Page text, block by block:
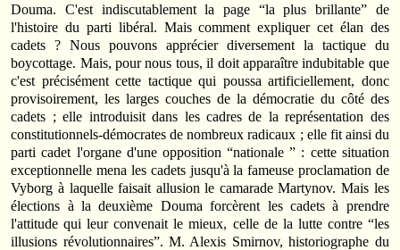
Douma. C'est indiscutablement la page “la plus brillante” de
l'histoire du parti libéral. Mais comment expliquer cet élan des
cadets ? Nous pouvons apprécier diversement la tactique du
boycottage. Mais, pour nous tous, il doit apparaître indubitable que
c'est précisément cette tactique qui poussa artificiellement, donc
provisoirement, les larges couches de la démocratie du côté des
cadets ; elle introduisit dans les cadres de la représentation des
constitutionnels‑démocrates de nombreux radicaux ; elle fit ainsi du
parti cadet l'organe d'une opposition “nationale ” : cette situation
exceptionnelle mena les cadets jusqu'à la fameuse proclamation de
Vyborg à laquelle faisait allusion le camarade Martynov. Mais les
élections à la deuxième Douma forcèrent les cadets à prendre
l'attitude qui leur convenait le mieux, celle de la lutte contre “les
illusions révolutionnaires”. M. Alexis Smirnov, historiographe du